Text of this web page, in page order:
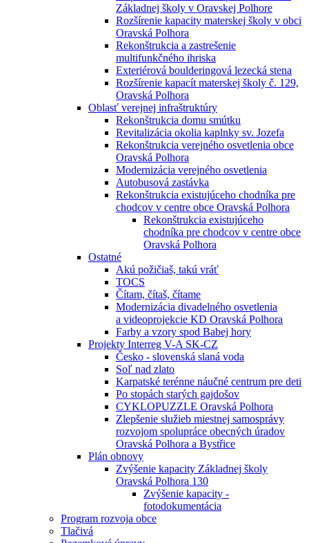
Základnej školy v Oravskej Polhore
Rozšírenie kapacity materskej školy v obci
Oravská Polhora
Rekonštrukcia a zastrešenie
multifunkčného ihriska
Exteriérová boulderingová lezecká stena
Rozšírenie kapacít materskej školy č. 129,
Oravská Polhora
Oblasť verejnej infraštruktúry
Rekonštrukcia domu smútku
Revitalizácia okolia kaplnky sv. Jozefa
Rekonštrukcia verejného osvetlenia obce
Oravská Polhora
Modernizácia verejného osvetlenia
Autobusová zastávka
Rekonštrukcia existujúceho chodníka pre
chodcov v centre obce Oravská Polhora
Rekonštrukcia existujúceho
chodníka pre chodcov v centre obce
Oravská Polhora
Ostatné
Akú požičiaš, takú vráť
TOCS
Čítam, čítaš, čítame
Modernizácia divadelného osvetlenia
a videoprojekcie KD Oravská Polhora
Farby a vzory spod Babej hory
Projekty Interreg V-A SK-CZ
Česko - slovenská slaná voda
Soľ nad zlato
Karpatské terénne náučné centrum pre deti
Po stopách starých gajdošov
CYKLOPUZZLE Oravská Polhora
Zlepšenie služieb miestnej samosprávy
rozvojom spolupráce obecných úradov
Oravská Polhora a Bystřice
Plán obnovy
Zvýšenie kapacity Základnej školy
Oravská Polhora 130
Zvýšenie kapacity -
fotodokumentácia
Program rozvoja obce
Tlačivá